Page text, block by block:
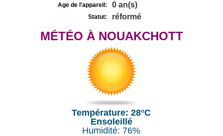
Age de l'appareil:
0 an(s)
Statut: réformé
MÉTÉO À NOUAKCHOTT
Température: 28°C
Ensoleillé
Humidité: 76%